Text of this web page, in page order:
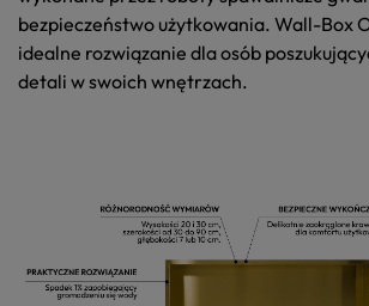
bezpieczeństwo użytkowania. Wall-Box
idealne rozwiązanie dla osób
detali w swoich wnętrzach.